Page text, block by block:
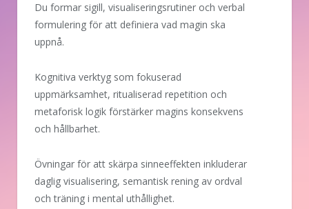
Du formar sigill, visualiseringsrutiner och verbal
formulering för att definiera vad magin ska
uppnå.
Kognitiva verktyg som fokuserad
uppmärksamhet, ritualiserad repetition och
metaforisk logik förstärker magins konsekvens
och hållbarhet.
Övningar för att skärpa sinneeffekten inkluderar
daglig visualisering, semantisk rening av ordval
och träning i mental uthållighet.